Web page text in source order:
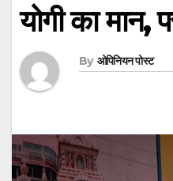
योगी का मान,
By ओपिनियन पोस्ट